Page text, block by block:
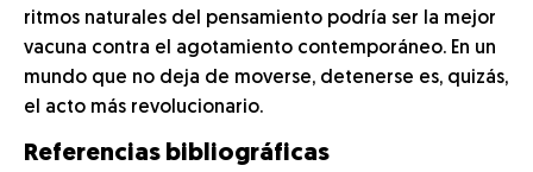
ritmos naturales del pensamiento podría ser la mejor
vacuna contra el agotamiento contemporáneo. En un
mundo que no deja de moverse, detenerse es, quizás,
el acto más revolucionario.
Referencias bibliográficas